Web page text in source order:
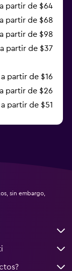
a partir de $64
a partir de $68
a partir de $98
a partir de $37
a partir de $16
a partir de $26
a partir de $51
sin embargo,